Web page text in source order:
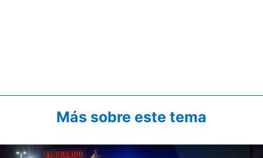
Más sobre este tema